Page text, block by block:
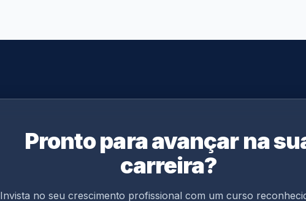
Pronto para avançar na
carreira?
Invista no seu crescimento profissional com um curso